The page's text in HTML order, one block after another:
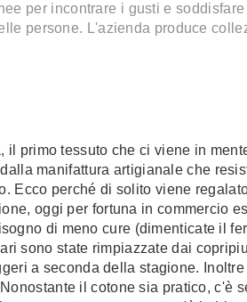
per incontrare i gusti e
persone. L'azienda produce
primo tessuto che ci viene in
manifattura artigianale che
Ecco perché di solito viene
oggi per fortuna in commercio
di meno cure (dimenticate il
sono state rimpiazzate dai
a seconda della stagione. Inoltre
il cotone sia pratico, c'è